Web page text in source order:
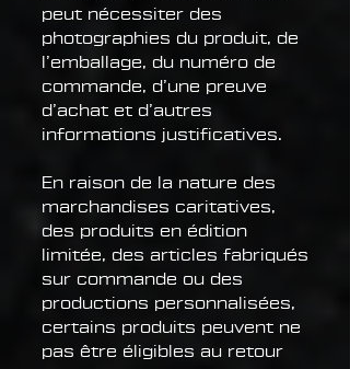
peut nécessiter des
photographies du produit, de
l’emballage, du numéro de
commande, d’une preuve
d’achat et d’autres
informations justificatives.
En raison de la nature des
marchandises caritatives,
des produits en édition
limitée, des articles fabriqués
sur commande ou des
productions personnalisées,
certains produits peuvent ne
pas être éligibles au retour